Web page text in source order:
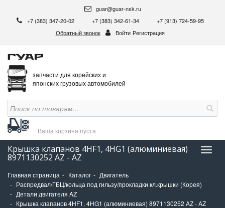
guar@guar-nsk.ru
+7 (383) 347-20-02
+7 (383) 342-61-34
+7 (913) 724-59-95
Обратный звонок
Войти Регистрация
запчасти для корейских и
японских грузовых автомобилей
Ваша корзина пуста
Крышка клапанов 4HF1, 4HG1 (алюминиевая)
8971130252 AZ - AZ
Главная страница Каталог
Двигатель
Распредвал/ГБЦ/кольца под гильзу/прокладки кл.крышки (Корея)
Детали двигателя AZ
Крышка клапанов 4HF1, 4HG1 (алюминиевая) 8971130252 AZ - AZ